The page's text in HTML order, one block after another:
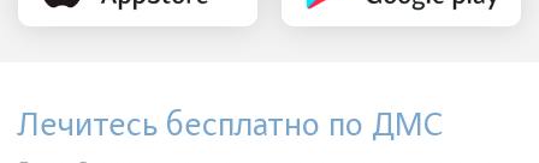
Лечитесь бесплатно по ДМС